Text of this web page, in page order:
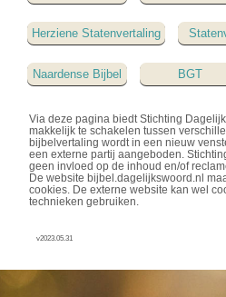
Herziene Statenvertaling
Naardense Bijbel BGT
Via deze pagina biedt Stichting
makkelijk te schakelen tussen
bijbelvertaling wordt in een nieuw
een externe partij aangeboden.
geen invloed op de inhoud en/of
De website bijbel.dagelijkswoord.nl
cookies. De externe website kan wel
technieken gebruiken.
v2023.05.31